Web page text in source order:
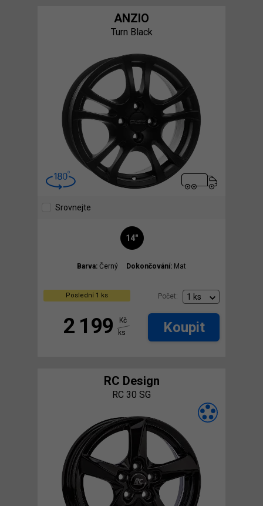
ANZIO
Turn Black
Srovnejte
14"
Barva: Černý Dokončování: Mat
Poslední 1 ks Počet:
2 199
Kč
ks
Koupit
RC Design
RC 30 SG